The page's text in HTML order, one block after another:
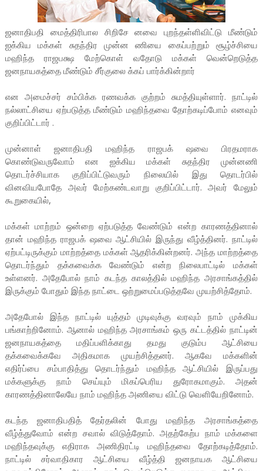
ஜனாதிபதி மைத்திரிபால சிறிசே னவை புறந்தள்ளிவிட்டு மீண்டும்
ஐக்கிய மக்கள் சுதந்திர முன்ன ணியை கைப்பற்றும் சூழ்ச்சியை
மஹிந்த ராஜபக்ஷ மேற்கொள் வதோடு மக்கள் வென்றெடுத்த
ஜனநாயகத்தை மீண்டும் சீர்குலை க்கப் பார்க்கின்றார்
என அமைச்சர் சம்பிக்க ரணவக்க குற்றம் சுமத்தியுள்ளார். நாட்டில்
நல்லாட்சியை ஏற்படுத்த மீண்டும் மஹிந்தவை தோற்கடிப்போம் எனவும்
குறிப்பிட்டார் .
முன்னாள் ஜனாதிபதி மஹிந்த ராஜபக் ஷவை பிரதமராக
கொண்டுவருவோம் என ஐக்கிய மக்கள் சுதந்திர முன்னணி
தொடர்ச்சியாக குறிப்பிட்டுவரும் நிலையில் இது தொடர்பில்
வினவியபோதே அவர் மேற்கண்டவாறு குறிப்பிட்டார். அவர் மேலும்
கூறுகையில்,
மக்கள் மாற்றம் ஒன்றை ஏற்படுத்த வேண்டும் என்ற காரணத்தினால்
தான் மஹிந்த ராஜபக் ஷவை ஆட்சியில் இருந்து வீழ்த்தினர். நாட்டில்
ஏற்பட்டிருக்கும் மாற்றத்தை மக்கள் ஆதரிக்கின்றனர். அந்த மாற்றத்தை
தொடர்ந்தும் தக்கவைக்க வேண்டும் என்ற நிலைபாட்டில் மக்கள்
உள்ளனர். அதேபோல் நாம் கடந்த காலத்தில் மஹிந்த அரசாங்கத்தில்
இருக்கும் போதும் இந்த நாட்டை ஒற்றுமைப்படுத்தவே முயற்சித்தோம்.
அதேபோல் இந்த நாட்டில் யுத்தம் முடிவுக்கு வரவும் நாம் முக்கிய
பங்காற்றினோம். ஆனால் மஹிந்த அரசாங்கம் ஒரு கட்டத்தில் நாட்டின்
ஜனநாயகத்தை மதிப்பளிக்காது தமது குடும்ப ஆட்சியை
தக்கவைக்கவே அதிகமாக முயற்சித்தனர். ஆகவே மக்களின்
எதிர்ப்பை சம்பாதித்து தொடர்ந்தும் மஹிந்த ஆட்சியில் இருப்பது
மக்களுக்கு நாம் செய்யும் மிகப்பெரிய துரோகமாகும். அதன்
காரணத்தினாலேயே நாம் மஹிந்த அணியை விட்டு வெளியேறினோம்.
கடந்த ஜனாதிபதித் தேர்தலின் போது மஹிந்த அரசாங்கத்தை
வீழ்த்துவோம் என்ற சவால் விடுத்தோம். அதற்கேற்ப நாம் மக்களை
மஹிந்தவுக்கு எதிராக அணிதிரட்டி மஹிந்தவை தோற்கடித்தோம்.
நாட்டில் சர்வாதிகார ஆட்சியை வீழ்த்தி ஜனநாயக ஆட்சியை